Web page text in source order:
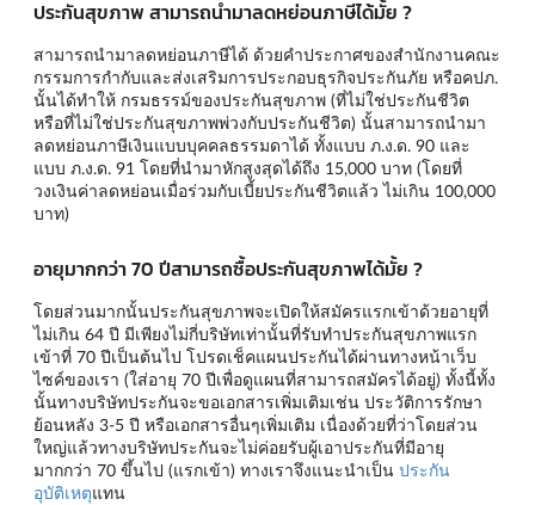
ประกันสุขภาพ สามารถนำมาลดหย่อนภาษีได้มั้ย ?
สามารถนำมาลดหย่อนภาษีได้ ด้วยคำประกาศของสำนักงานคณะ
กรรมการกำกับและส่งเสริมการประกอบธุรกิจประกันภัย หรือคปภ.
นั้นได้ทำให้ กรมธรรม์ของประกันสุขภาพ (ที่ไม่ใช่ประกันชีวิต
หรือที่ไม่ใช่ประกันสุขภาพพ่วงกับประกันชีวิต) นั้นสามารถนำมา
ลดหย่อนภาษีเงินแบบบุคคลธรรมดาได้ ทั้งแบบ ภ.ง.ด. 90 และ
แบบ ภ.ง.ด. 91 โดยที่นำมาหักสูงสุดได้ถึง 15,000 บาท (โดยที่
วงเงินค่าลดหย่อนเมื่อร่วมกับเบี้ยประกันชีวิตแล้ว ไม่เกิน 100,000
บาท)
อายุมากกว่า 70 ปีสามารถซื้อประกันสุขภาพได้มั้ย ?
โดยส่วนมากนั้นประกันสุขภาพจะเปิดให้สมัครแรกเข้าด้วยอายุที่
ไม่เกิน 64 ปี มีเพียงไม่กี่บริษัทเท่านั้นที่รับทำประกันสุขภาพแรก
เข้าที่ 70 ปีเป็นต้นไป โปรดเช็คแผนประกันได้ผ่านทางหน้าเว็บ
ไซค์ของเรา (ใส่อายุ 70 ปีเพื่อดูแผนที่สามารถสมัครได้อยู่) ทั้งนี้ทั้ง
นั้นทางบริษัทประกันจะขอเอกสารเพิ่มเติมเช่น ประวัติการรักษา
ย้อนหลัง 3-5 ปี หรือเอกสารอื่นๆเพิ่มเติม เนื่องด้วยที่ว่าโดยส่วน
ใหญ่แล้วทางบริษัทประกันจะไม่ค่อยรับผู้เอาประกันที่มีอายุ
มากกว่า 70 ขึ้นไป (แรกเข้า) ทางเราจึงแนะนำเป็น ประกัน
อุบัติเหตุแทน